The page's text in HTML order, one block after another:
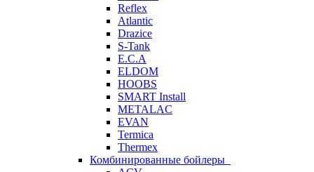
Reflex
Atlantic
Drazice
S-Tank
E.C.A
ELDOM
HOOBS
SMART Install
METALAC
EVAN
Termica
Thermex
Комбинированные бойлеры